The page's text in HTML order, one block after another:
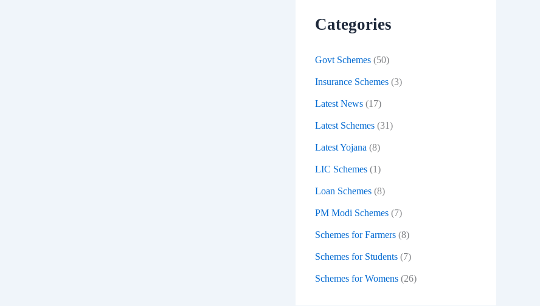
o
Categories
Govt Schemes (50)
Insurance Schemes (3)
Latest News (17)
Latest Schemes (31)
Latest Yojana (8)
LIC Schemes (1)
Loan Schemes (8)
PM Modi Schemes (7)
Schemes for Farmers (8)
Schemes for Students (7)
Schemes for Womens (26)